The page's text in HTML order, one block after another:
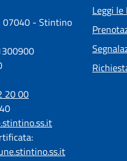
07040 - Stintino
20 00
Leggi le